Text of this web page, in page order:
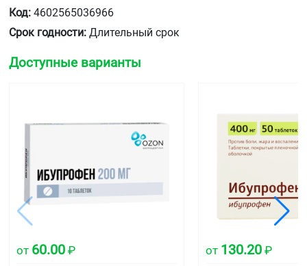
Код: 4602565036966
Срок годности: Длительный срок
Доступные варианты
от 60.00 ₽ от 130.20 ₽